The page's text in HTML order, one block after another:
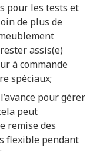
pour les tests et
de plus de
assis(e)
à commande
spéciaux;
pour gérer
peut
remise des
flexible pendant